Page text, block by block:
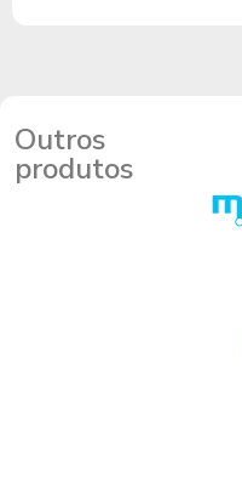
Outros
produtos